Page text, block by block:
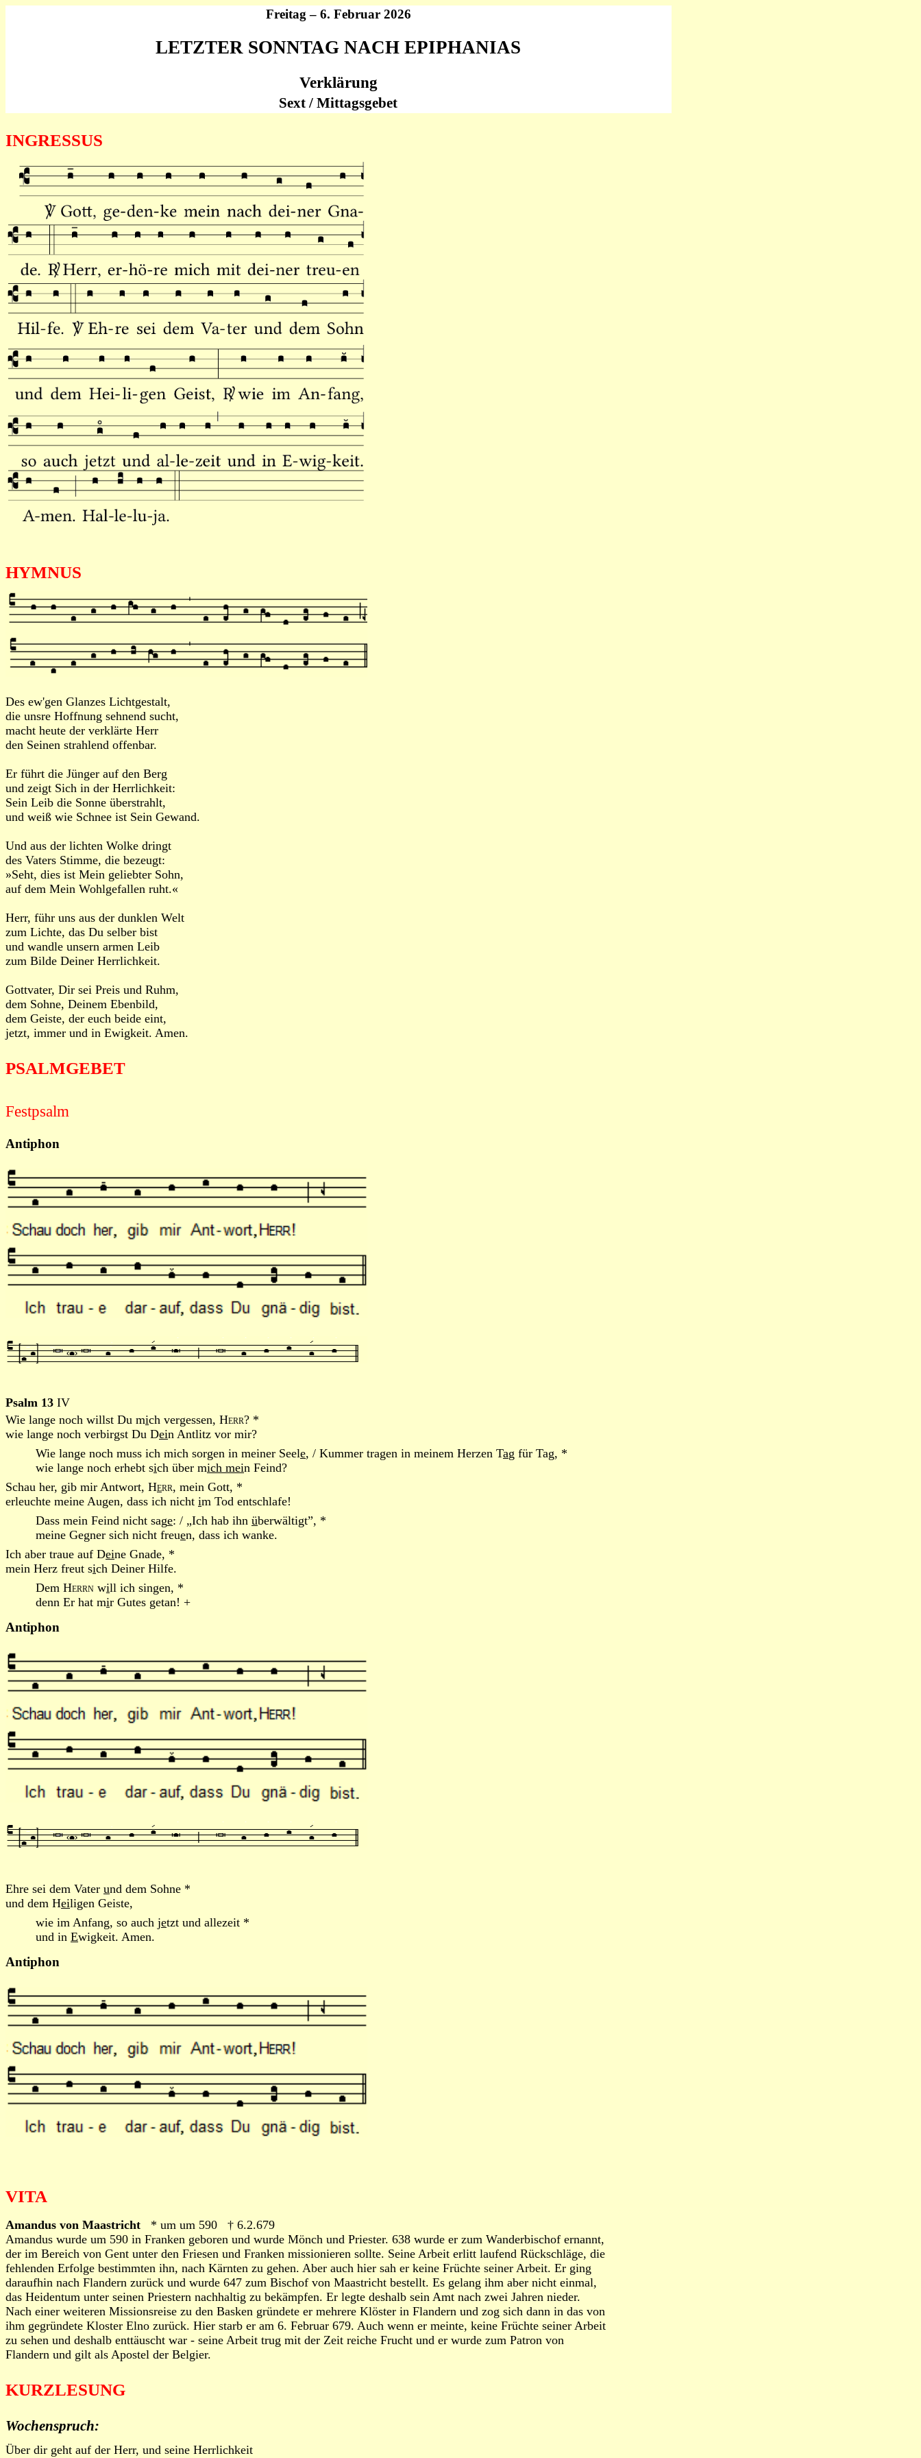
Freitag – 6. Februar 2026
LETZTER SONNTAG NACH EPIPHANIAS
Verklärung
Sext / Mittagsgebet
INGRESSUS
HYMNUS
Des ew'gen Glanzes Lichtgestalt,
die unsre Hoffnung sehnend sucht,
macht heute der verklärte Herr
den Seinen strahlend offenbar.
Er führt die Jünger auf den Berg
und zeigt Sich in der Herrlichkeit:
Sein Leib die Sonne überstrahlt,
und weiß wie Schnee ist Sein Gewand.
Und aus der lichten Wolke dringt
des Vaters Stimme, die bezeugt:
»Seht, dies ist Mein geliebter Sohn,
auf dem Mein Wohlgefallen ruht.«
Herr, führ uns aus der dunklen Welt
zum Lichte, das Du selber bist
und wandle unsern armen Leib
zum Bilde Deiner Herrlichkeit.
Gottvater, Dir sei Preis und Ruhm,
dem Sohne, Deinem Ebenbild,
dem Geiste, der euch beide eint,
jetzt, immer und in Ewigkeit. Amen.
PSALMGEBET
Festpsalm
Antiphon
Psalm 13 IV
Wie lange noch willst Du mich vergessen, Herr? *
wie lange noch verbirgst Du Dein Antlitz vor mir?
Wie lange noch muss ich mich sorgen in meiner Seele, / Kummer tragen in meinem Herzen Tag für Tag, *
wie lange noch erhebt sich über mich mein Feind?
Schau her, gib mir Antwort, Herr, mein Gott, *
erleuchte meine Augen, dass ich nicht im Tod entschlafe!
Dass mein Feind nicht sage: / „Ich hab ihn überwältigt”, *
meine Gegner sich nicht freuen, dass ich wanke.
Ich aber traue auf Deine Gnade, *
mein Herz freut sich Deiner Hilfe.
Dem Herrn will ich singen, *
denn Er hat mir Gutes getan! +
Antiphon
Ehre sei dem Vater und dem Sohne *
und dem Heiligen Geiste,
wie im Anfang, so auch jetzt und allezeit *
und in Ewigkeit. Amen.
Antiphon
VITA
Amandus von Maastricht * um um 590 † 6.2.679
Amandus wurde um 590 in Franken geboren und wurde Mönch und Priester. 638 wurde er zum Wanderbischof ernannt,
der im Bereich von Gent unter den Friesen und Franken missionieren sollte. Seine Arbeit erlitt laufend Rückschläge, die
fehlenden Erfolge bestimmten ihn, nach Kärnten zu gehen. Aber auch hier sah er keine Früchte seiner Arbeit. Er ging
daraufhin nach Flandern zurück und wurde 647 zum Bischof von Maastricht bestellt. Es gelang ihm aber nicht einmal,
das Heidentum unter seinen Priestern nachhaltig zu bekämpfen. Er legte deshalb sein Amt nach zwei Jahren nieder.
Nach einer weiteren Missionsreise zu den Basken gründete er mehrere Klöster in Flandern und zog sich dann in das von
ihm gegründete Kloster Elno zurück. Hier starb er am 6. Februar 679. Auch wenn er meinte, keine Früchte seiner Arbeit
zu sehen und deshalb enttäuscht war - seine Arbeit trug mit der Zeit reiche Frucht und er wurde zum Patron von
Flandern und gilt als Apostel der Belgier.
KURZLESUNG
Wochenspruch:
Über dir geht auf der Herr, und seine Herrlichkeit